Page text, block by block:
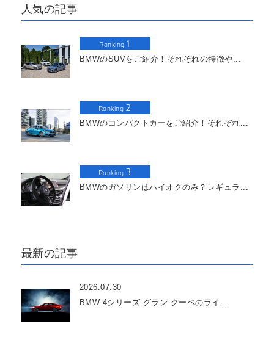
人気の記事
Ranking 1
BMWのSUVをご紹介！それぞれの特徴や...
Ranking 2
BMWのコンパクトカーをご紹介！それぞれ...
Ranking 3
BMWのガソリンはハイオクのみ？レギュラ...
最新の記事
2026.07.30
BMW 4シリーズ グラン クーペのライ...